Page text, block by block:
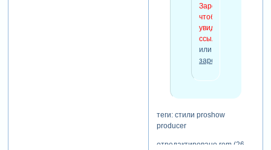
Зарегистрируйтесь,
чтобы
увидеть
ссылки
или
зарегистрируйтесь
теги: стили proshow
producer
отредактировано rem (26-